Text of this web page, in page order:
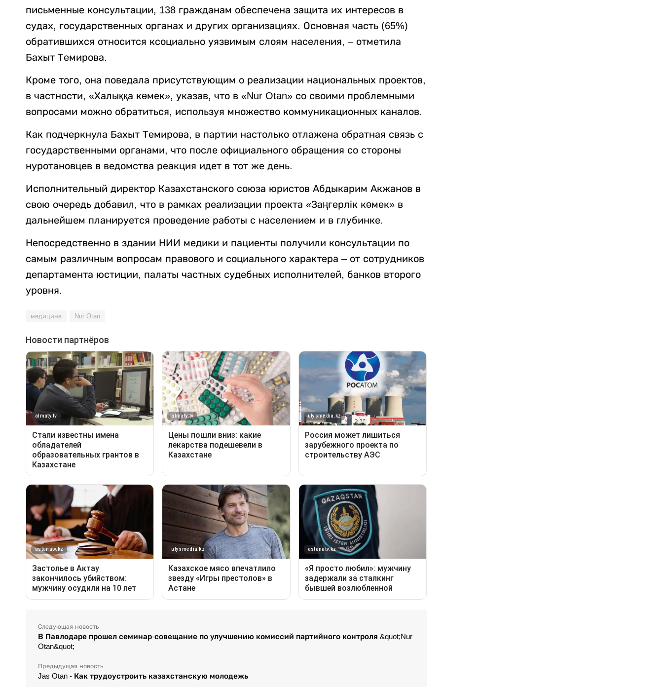
письменные консультации, 138 гражданам обеспечена защита их интересов в
судах, государственных органах и других организациях. Основная часть (65%)
обратившихся относится ксоциально уязвимым слоям населения, – отметила
Бахыт Темирова.
Кроме того, она поведала присутствующим о реализации национальных проектов,
в частности, «Халыққа көмек», указав, что в «Nur Otan» со своими проблемными
вопросами можно обратиться, используя множество коммуникационных каналов.
Как подчеркнула Бахыт Темирова, в партии настолько отлажена обратная связь с
государственными органами, что после официального обращения со стороны
нуротановцев в ведомства реакция идет в тот же день.
Исполнительный директор Казахстанского союза юристов Абдыкарим Акжанов в
свою очередь добавил, что в рамках реализации проекта «Заңгерлік көмек» в
дальнейшем планируется проведение работы с населением и в глубинке.
Непосредственно в здании НИИ медики и пациенты получили консультации по
самым различным вопросам правового и социального характера – от сотрудников
департамента юстиции, палаты частных судебных исполнителей, банков второго
уровня.
медицина Nur Otan
Следующая новость
В Павлодаре прошел семинар-совещание по улучшению комиссий партийного контроля &quot;Nur
Otan&quot;
Предыдущая новость
Jas Otan - Как трудоустроить казахстанскую молодежь